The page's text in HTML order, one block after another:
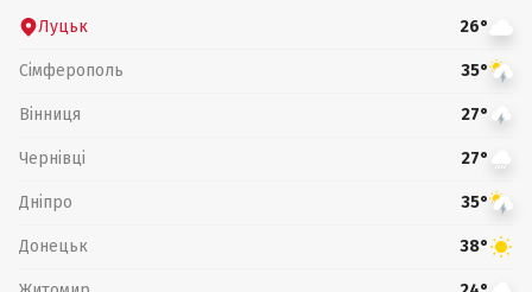
Луцьк 26°
Сімферополь 35°
Вінниця 27°
Чернівці 27°
Дніпро 35°
Донецьк 38°